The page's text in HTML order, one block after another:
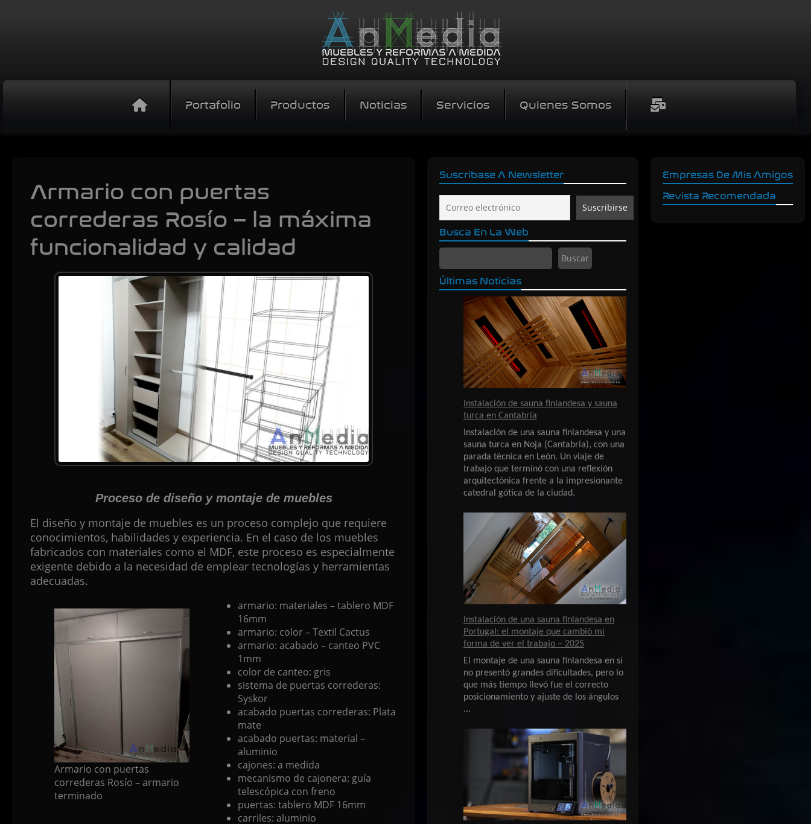
Portafolio Productos Noticias Servicios Quienes Somos
Armario con puertas
correderas Rosío – la máxima
funcionalidad y calidad
Proceso de diseño y montaje de muebles
El diseño y montaje de muebles es un proceso complejo que requiere
conocimientos, habilidades y experiencia. En el caso de los muebles
fabricados con materiales como el MDF, este proceso es especialmente
exigente debido a la necesidad de emplear tecnologías y herramientas
adecuadas.
Armario con puertas
correderas Rosío – armario
terminado
armario: materiales – tablero MDF
16mm
armario: color – Textil Cactus
armario: acabado – canteo PVC
1mm
color de canteo: gris
sistema de puertas correderas:
Syskor
acabado puertas correderas: Plata
mate
acabado puertas: material –
aluminio
cajones: a medida
mecanismo de cajonera: guía
telescópica con freno
puertas: tablero MDF 16mm
carriles: aluminio
Suscribase A Newsletter
Busca En La Web
Buscar
Buscar
Últimas Noticias
Instalación de sauna finlandesa y sauna
turca en Cantabria
Instalación de una sauna finlandesa y una
sauna turca en Noja (Cantabria), con una
parada técnica en León. Un viaje de
trabajo que terminó con una reflexión
arquitectónica frente a la impresionante
catedral gótica de la ciudad.
Instalación de una sauna finlandesa en
Portugal: el montaje que cambió mi
forma de ver el trabajo – 2025
El montaje de una sauna finlandesa en sí
no presentó grandes dificultades, pero lo
que más tiempo llevó fue el correcto
posicionamiento y ajuste de los ángulos
...
Empresas De Mis Amigos
Revista Recomendada